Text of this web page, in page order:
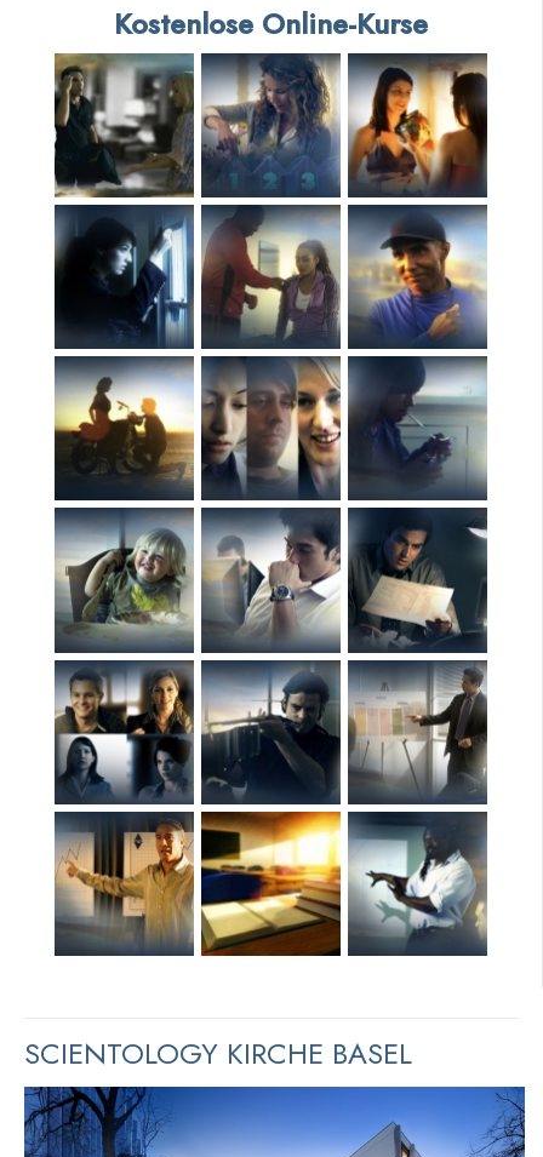
Kostenlose Online-Kurse
SCIENTOLOGY KIRCHE BASEL